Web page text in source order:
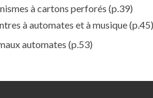
à cartons perforés (p.39)
à automates et à musique(p.45)
automates (p.53)